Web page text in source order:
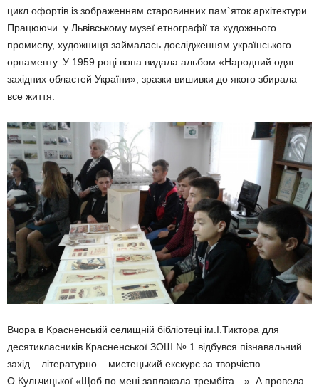
цикл офортів із зображенням старовинних пам`яток архітектури.
Працюючи у Львівському музеї етнографії та художнього
промислу, художниця займалась дослідженням українського
орнаменту. У 1959 році вона видала альбом «Народний одяг
західних областей України», зразки вишивки до якого збирала
все життя.
Вчора в Красненській селищній бібліотеці ім.І.Тиктора для
десятикласників Красненської ЗОШ № 1 відбувся пізнавальний
захід – літературно – мистецький екскурс за творчістю
О.Кульчицької «Щоб по мені заплакала трембіта…». А провела